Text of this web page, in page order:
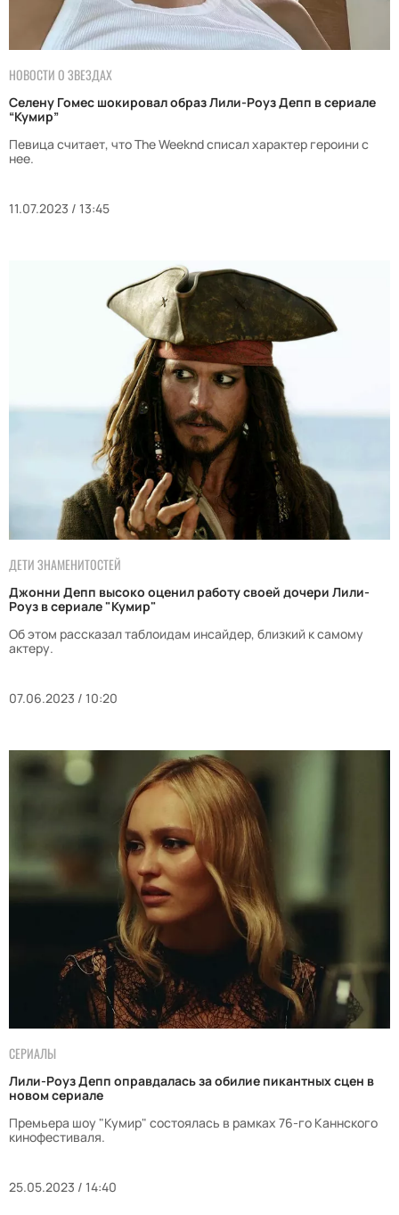
НОВОСТИ О ЗВЕЗДАХ
Селену Гомес шокировал образ Лили-Роуз Депп в сериале
“Кумир”
Певица считает, что The Weeknd списал характер героини с
нее.
11.07.2023 / 13:45
ДЕТИ ЗНАМЕНИТОСТЕЙ
Джонни Депп высоко оценил работу своей дочери Лили-
Роуз в сериале "Кумир"
Об этом рассказал таблоидам инсайдер, близкий к самому
актеру.
07.06.2023 / 10:20
СЕРИАЛЫ
Лили-Роуз Депп оправдалась за обилие пикантных сцен в
новом сериале
Премьера шоу "Кумир" состоялась в рамках 76-го Каннского
кинофестиваля.
25.05.2023 / 14:40